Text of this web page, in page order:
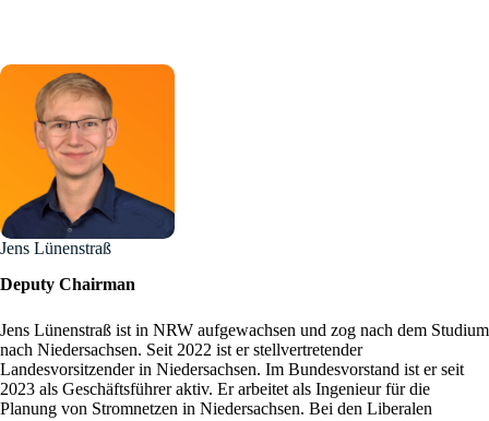
Jens Lünenstraß
Deputy Chairman
Jens Lünenstraß ist in NRW aufgewachsen und zog nach dem Studium
nach Niedersachsen. Seit 2022 ist er stellvertretender
Landesvorsitzender in Niedersachsen. Im Bundesvorstand ist er seit
2023 als Geschäftsführer aktiv. Er arbeitet als Ingenieur für die
Planung von Stromnetzen in Niedersachsen. Bei den Liberalen